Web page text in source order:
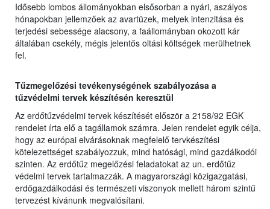
Idősebb lombos állományokban elsősorban a nyári, aszályos
hónapokban jellemzőek az avartüzek, melyek intenzitása és
terjedési sebessége alacsony, a faállományban okozott kár
általában csekély, mégis jelentős oltási költségek merülhetnek
fel.
Tűzmegelőzési tevékenységének szabályozása a
tűzvédelmi tervek készítésén keresztül
Az erdőtűzvédelmi tervek készítését először a 2158/92 EGK
rendelet írta elő a tagállamok számra. Jelen rendelet egyik célja,
hogy az európai elvárásoknak megfelelő tervkészítési
kötelezettséget szabályozzuk, mind hatósági, mind gazdálkodói
szinten. Az erdőtűz megelőzési feladatokat az un. erdőtűz
védelmi tervek tartalmazzák. A magyarországi közigazgatási,
erdőgazdálkodási és természeti viszonyok mellett három szintű
tervezést kívánunk megvalósítani.